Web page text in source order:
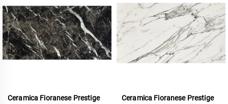
Ceramica Fioranese Prestige
Ceramica Fioranese Prestige